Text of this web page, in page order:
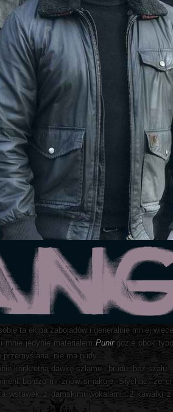
ta ekipa żabojadów i generalnie mniej
jedynie materiałem Punirgdzie obok
przemyślana, nie ma nudy.
konkretną dawkę szlamu i brudu, bez szału..
bardzo mi znów smakuje. Słychać, że
wstawek z damskimi wokalami...2 kawałki